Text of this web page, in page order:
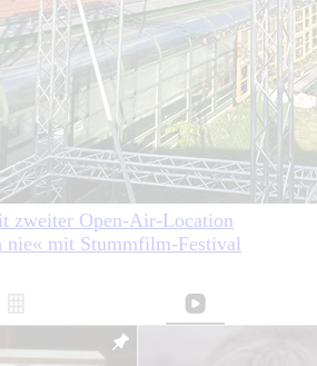
zweiter Open-Air-Location
nie« mit Stummfilm-Festival